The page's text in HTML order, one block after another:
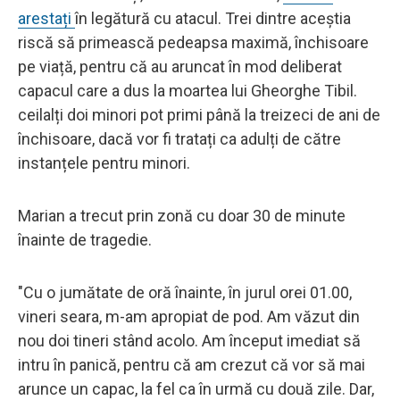
arestațiîn legătură cu atacul. Trei dintre aceștia
riscă să primească pedeapsa maximă, închisoare
pe viață, pentru că au aruncat în mod deliberat
capacul care a dus la moartea lui Gheorghe Tibil.
ceilalți doi minori pot primi până la treizeci de ani de
închisoare, dacă vor fi tratați ca adulți de către
instanțele pentru minori.
Marian a trecut prin zonă cu doar 30 de minute
înainte de tragedie.
"Cu o jumătate de oră înainte, în jurul orei 01.00,
vineri seara, m-am apropiat de pod. Am văzut din
nou doi tineri stând acolo. Am început imediat să
intru în panică, pentru că am crezut că vor să mai
arunce un capac, la fel ca în urmă cu două zile. Dar,